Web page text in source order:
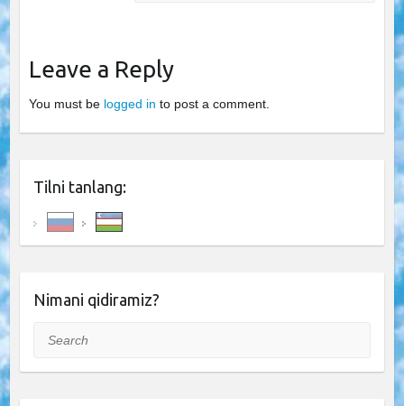
Leave a Reply
You must be logged in to post a comment.
Tilni tanlang:
Nimani qidiramiz?
Search